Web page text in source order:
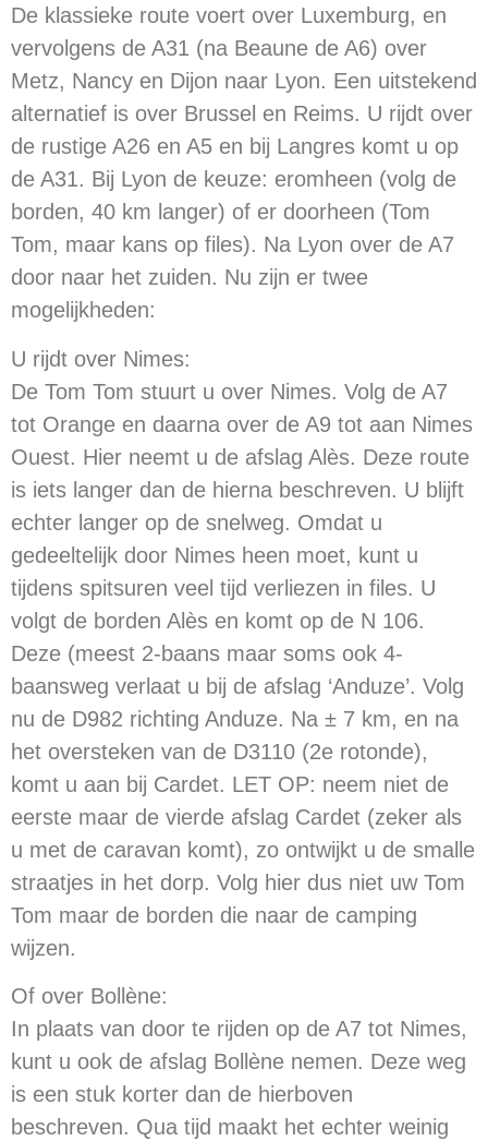
De klassieke route voert over Luxemburg, en
vervolgens de A31 (na Beaune de A6) over
Metz, Nancy en Dijon naar Lyon. Een uitstekend
alternatief is over Brussel en Reims. U rijdt over
de rustige A26 en A5 en bij Langres komt u op
de A31. Bij Lyon de keuze: eromheen (volg de
borden, 40 km langer) of er doorheen (Tom
Tom, maar kans op files). Na Lyon over de A7
door naar het zuiden. Nu zijn er twee
mogelijkheden:
U rijdt over Nimes:
De Tom Tom stuurt u over Nimes. Volg de A7
tot Orange en daarna over de A9 tot aan Nimes
Ouest. Hier neemt u de afslag Alès. Deze route
is iets langer dan de hierna beschreven. U blijft
echter langer op de snelweg. Omdat u
gedeeltelijk door Nimes heen moet, kunt u
tijdens spitsuren veel tijd verliezen in files. U
volgt de borden Alès en komt op de N 106.
Deze (meest 2-baans maar soms ook 4-
baansweg verlaat u bij de afslag ‘Anduze’. Volg
nu de D982 richting Anduze. Na ± 7 km, en na
het oversteken van de D3110 (2e rotonde),
komt u aan bij Cardet. LET OP: neem niet de
eerste maar de vierde afslag Cardet (zeker als
u met de caravan komt), zo ontwijkt u de smalle
straatjes in het dorp. Volg hier dus niet uw Tom
Tom maar de borden die naar de camping
wijzen.
Of over Bollène:
In plaats van door te rijden op de A7 tot Nimes,
kunt u ook de afslag Bollène nemen. Deze weg
is een stuk korter dan de hierboven
beschreven. Qua tijd maakt het echter weinig